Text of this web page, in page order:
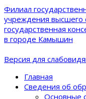
Филиал
учреждения высшего
государственная
в городе Камышин
Версия для
Главная
Сведения об
Основные